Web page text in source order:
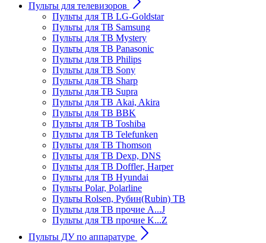
Пульты для телевизоров
Пульты для ТВ LG-Goldstar
Пульты для ТВ Samsung
Пульты для ТВ Mystery
Пульты для ТВ Panasonic
Пульты для ТВ Philips
Пульты для ТВ Sony
Пульты для ТВ Sharp
Пульты для ТВ Supra
Пульты для ТВ Akai, Akira
Пульты для ТВ BBK
Пульты для ТВ Toshiba
Пульты для ТВ Telefunken
Пульты для ТВ Thomson
Пульты для ТВ Dexp, DNS
Пульты для ТВ Doffler, Harper
Пульты для ТВ Hyundai
Пульты Polar, Polarline
Пульты Rolsen, Рубин(Rubin) ТВ
Пульты для ТВ прочие A...J
Пульты для ТВ прочие K...Z
Пульты ДУ по аппаратуре